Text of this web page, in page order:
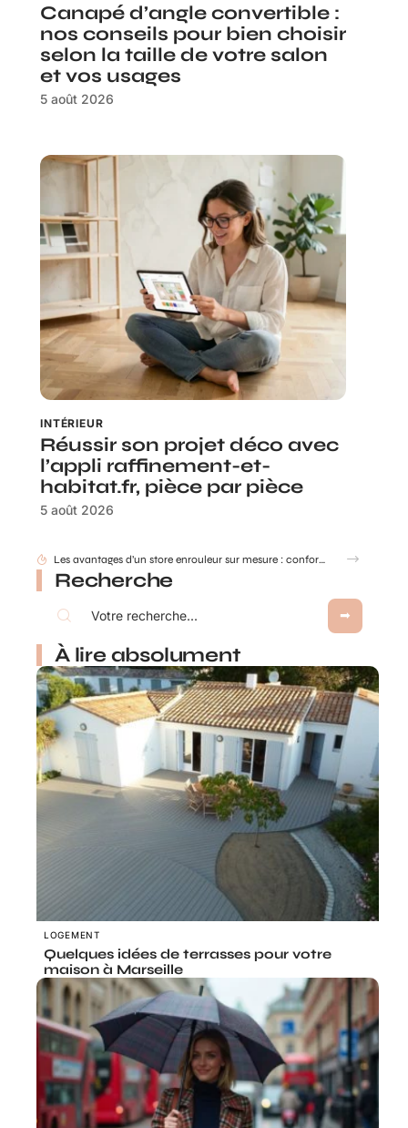
Canapé d’angle convertible :
nos conseils pour bien choisir
selon la taille de votre salon
et vos usages
5 août 2026
INTÉRIEUR
Réussir son projet déco avec
l’appli raffinement-et-
habitat.fr, pièce par pièce
5 août 2026
Recherche
À lire absolument
LOGEMENT
Quelques idées de terrasses pour votre
maison à Marseille